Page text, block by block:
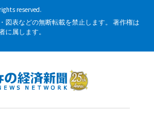
reserved.
図表などの無断転載を禁止します。 著作権は
に属します。